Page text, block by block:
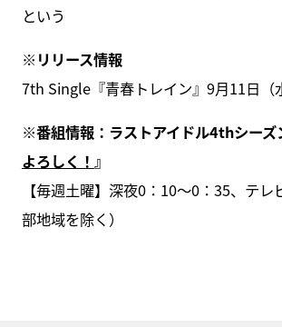
という
※リリース情報
7th Single『青春トレイン』9月11日（
※番組情報：ラストアイドル4thシーズ
よろしく！ 』
【毎週土曜】深夜0：10～0：35、テ
部地域を除く）